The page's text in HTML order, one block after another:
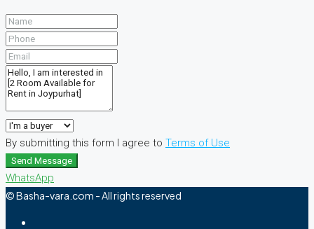
By submitting this form I agree to Terms of Use
Send Message
WhatsApp
© Basha-vara.com - All rights reserved